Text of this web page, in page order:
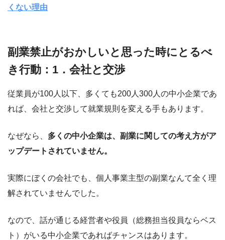
くない理由
副業禁止がおかしいと思った時にとるべ
き行動：1．会社と交渉
従業員が100人以下、多くても200人300人の中小企業であ
れば、会社と交渉して就業規則を変える手もあります。
なぜなら、 多くの中小企業は、副業に関しての考え方がア
ップデートされていません。
実際にぼくの会社でも、個人事業主型の副業なんて全く理
解されていませんでした。
なので、話が通じる経営者や役員（総務担当役員ならベス
ト）がいる中小企業であればチャンスはあります。